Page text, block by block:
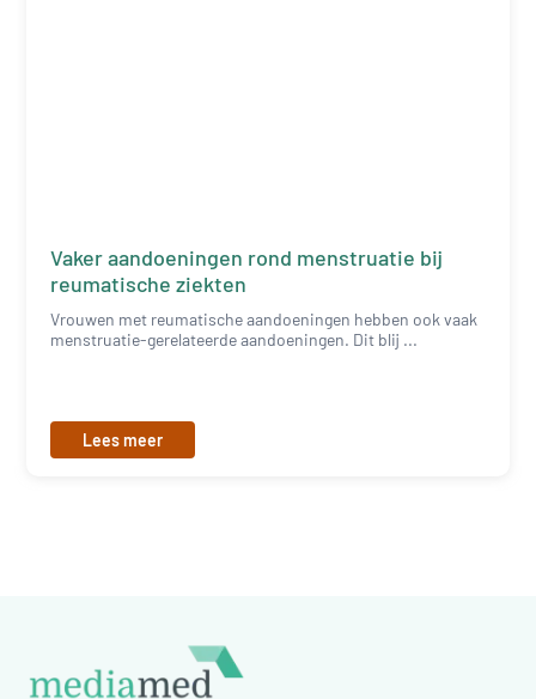
Vaker aandoeningen rond menstruatie bij
reumatische ziekten
Vrouwen met reumatische aandoeningen hebben ook vaak
menstruatie-gerelateerde aandoeningen. Dit blij ...
Lees meer